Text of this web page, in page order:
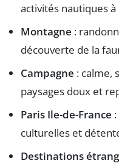
activités nautiques à
Montagne :
découverte de la
Campagne : calme,
paysages doux et
Paris Ile-de-France
culturelles et
Destinations